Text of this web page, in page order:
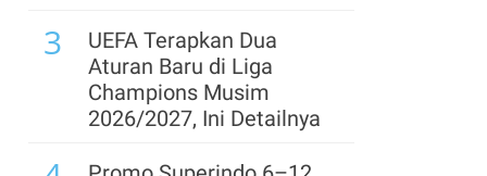
8
Jaga Momentum
Pertumbuhan Ekonomi
Semester II, Pemerintah
Siapkan Stimulus Rp
3
UEFA Terapkan Dua
Aturan Baru di Liga
Champions Musim
2026/2027, Ini Detailnya